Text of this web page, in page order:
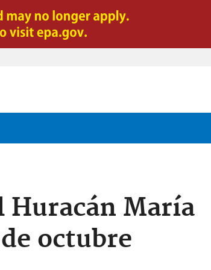
Huracán María
octubre